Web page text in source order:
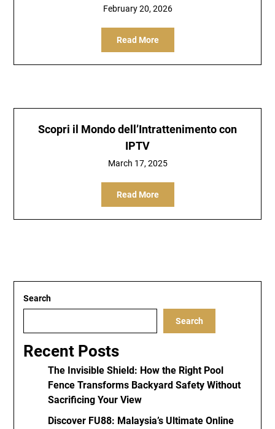
February 20, 2026
Read More
Scopri il Mondo dell’Intrattenimento con
IPTV
March 17, 2025
Read More
Search
Search
Recent Posts
The Invisible Shield: How the Right Pool
Fence Transforms Backyard Safety Without
Sacrificing Your View
Discover FU88: Malaysia’s Ultimate Online